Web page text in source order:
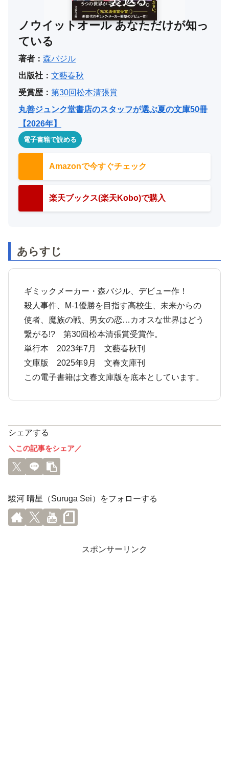
ノウイットオール あなただけが知っ
ている
著者： 森バジル
出版社： 文藝春秋
受賞歴： 第30回松本清張賞
丸善ジュンク堂書店のスタッフが選ぶ夏の文庫50冊
【2026年】
電子書籍で読める
Amazonで今すぐチェック
楽天ブックス(楽天Kobo)で購入
あらすじ
ギミックメーカー・森バジル、デビュー作！
殺人事件、M-1優勝を目指す高校生、未来からの
使者、魔族の戦、男女の恋…カオスな世界はどう
繋がる!? 第30回松本清張賞受賞作。
単行本 2023年7月 文藝春秋刊
文庫版 2025年9月 文春文庫刊
この電子書籍は文春文庫版を底本としています。
シェアする
＼この記事をシェア／
駿河 晴星（Suruga Sei）をフォローする
スポンサーリンク